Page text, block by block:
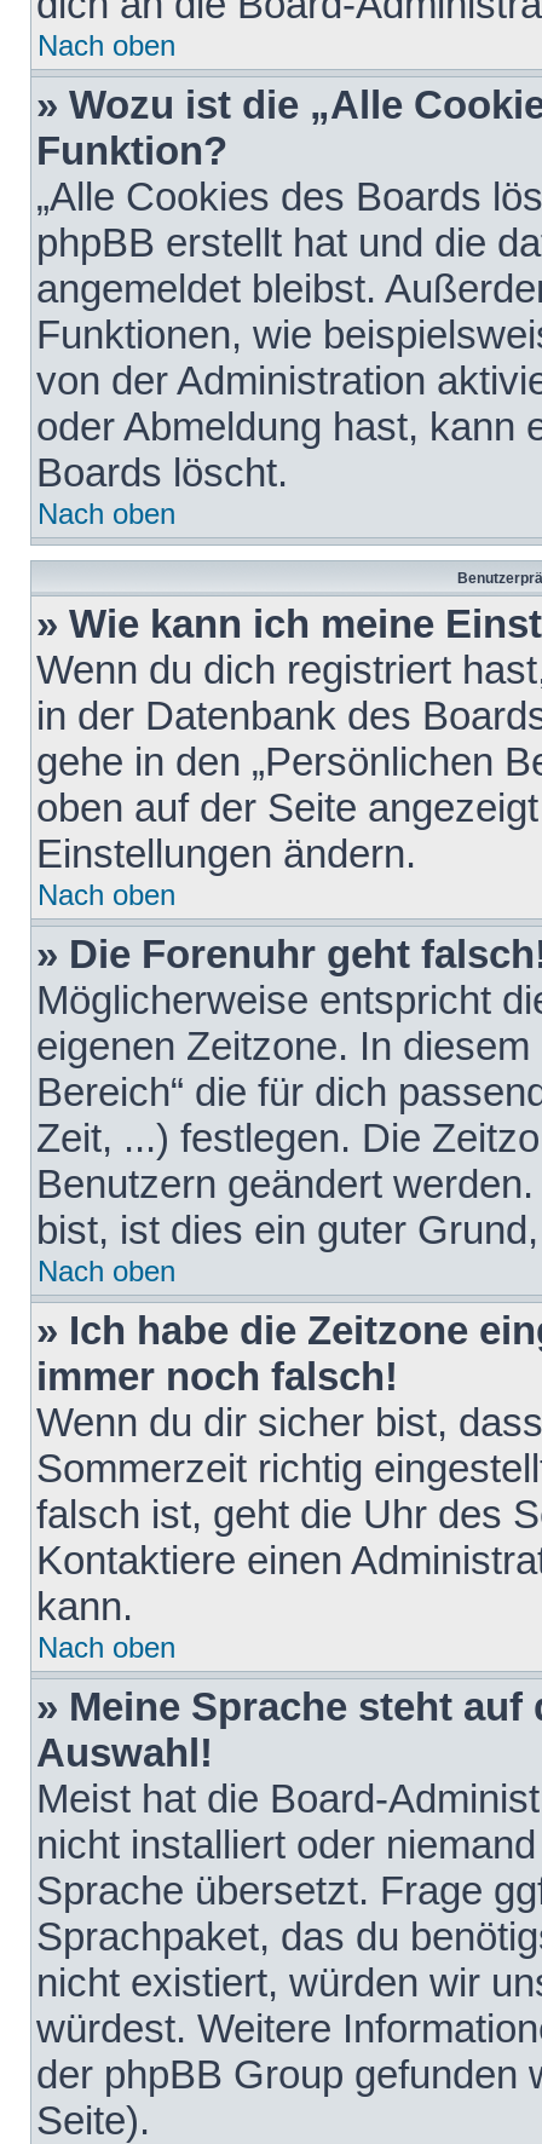
Nach oben
» Wozu ist die „Alle
Funktion?
„Alle Cookies des Boards
phpBB erstellt hat und die
angemeldet bleibst.
Funktionen, wie
von der Administration
oder Abmeldung hast, kann
Boards löscht.
Nach oben
» Wie kann ich meine
Wenn du dich registriert
in der Datenbank des
gehe in den „Persönlichen
oben auf der Seite
Einstellungen ändern.
Nach oben
» Die Forenuhr geht
Möglicherweise entspricht
eigenen Zeitzone. In
Bereich“ die für dich
Zeit, ...) festlegen. Die
Benutzern geändert
bist, ist dies ein guter
Nach oben
» Ich habe die Zeitzone
immer noch falsch!
Wenn du dir sicher bist,
Sommerzeit richtig
falsch ist, geht die Uhr des
Kontaktiere einen
kann.
Nach oben
» Meine Sprache steht
Auswahl!
Meist hat die Board-
nicht installiert oder
Sprache übersetzt. Frage
Sprachpaket, das du
nicht existiert, würden wir
würdest. Weitere
der phpBB Group gefunden
Seite).